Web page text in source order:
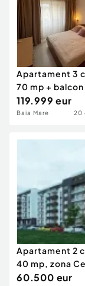
Apartament 3
70 mp + balcon
zona Republicii -
119.999 eur
Baia Mare 20
Apartament 2
40 mp, zona
60.500 eur